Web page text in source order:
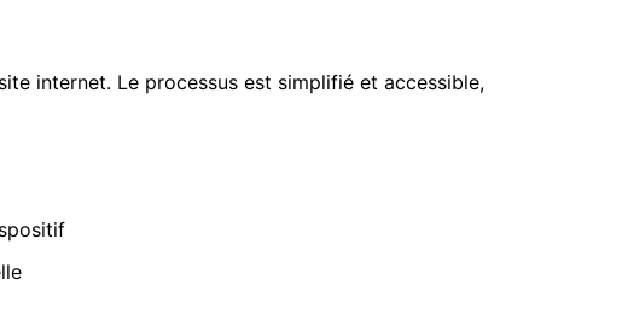
internet. Le processus est simplifié et accessible,